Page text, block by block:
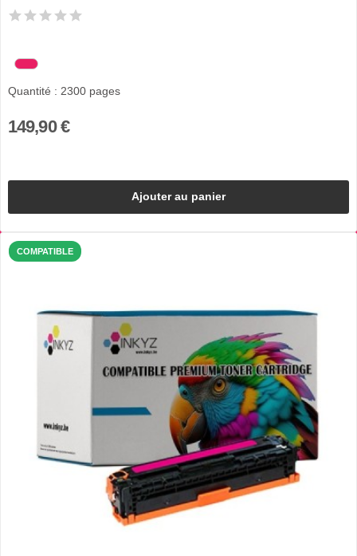
Quantité : 2300 pages
149,90 €
Ajouter au panier
COMPATIBLE